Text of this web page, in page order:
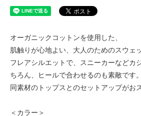
オーガニックコットンを使用した、
肌触りが心地よい、大人のためのスウェ
フレアシルエットで、スニーカーなどカ
ちろん、ヒールで合わせるのも素敵です。
同素材のトップスとのセットアップがお
＜カラー＞